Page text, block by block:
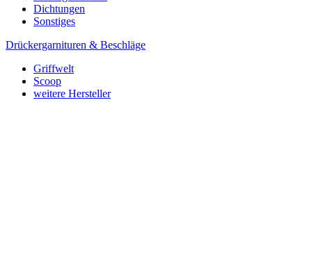
Dichtungen
Sonstiges
Drückergarnituren & Beschläge
Griffwelt
Scoop
weitere Hersteller